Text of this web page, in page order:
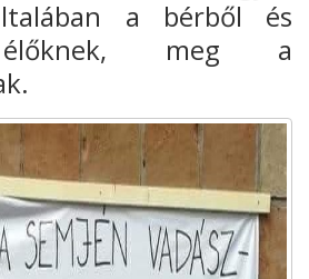
a bérből és
élőknek, meg a